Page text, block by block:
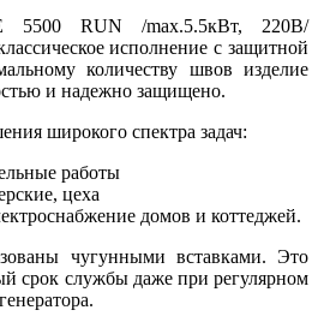
5500 RUN /max.5.5кВт, 220В/
исполнение с защитной
количеству швов изделие
и надежно защищено.
широкого спектра задач:
работы
цеха
домов и коттеджей.
чугунными вставками. Это
срок службы даже при регулярном